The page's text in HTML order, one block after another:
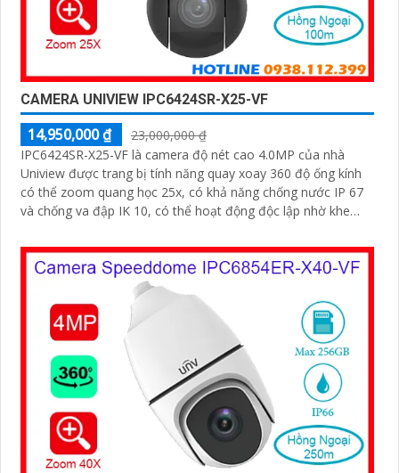
CAMERA UNIVIEW IPC6424SR-X25-VF
14,950,000 ₫
23,000,000 ₫
IPC6424SR-X25-VF là camera độ nét cao 4.0MP của nhà
Uniview được trang bị tính năng quay xoay 360 độ ống kính
có thể zoom quang học 25x, có khả năng chống nước IP 67
và chống va đập IK 10, có thể hoạt động độc lập nhờ khe